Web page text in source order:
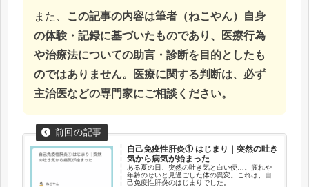
また、
この記事の内容は筆者（ねこやん）自身
の体験・記録に基づいたものであり、医療行為
や治療法についての助言・診断を目的としたも
のではありません。医療に関する判断は、必ず
主治医などの専門家にご相談ください。
自己免疫性肝炎① はじまり｜突然の吐き
気から病気が始まった
ある夏の日、突然の吐き気と白い便…。疲れや
年齢のせいと見過ごした体の異変。これは、自
己免疫性肝炎のはじまりでした。